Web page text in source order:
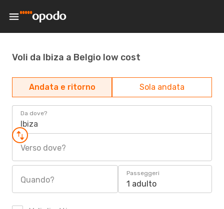
Voli da Ibiza a Belgio low cost
Andata e ritorno Sola andata
Da dove?
Ibiza
Verso dove?
Quando?
Passeggeri
1 adulto